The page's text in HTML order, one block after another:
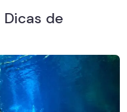
Dicas de